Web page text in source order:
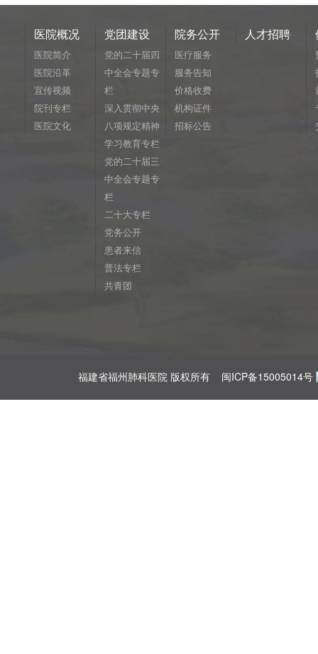
医院概况
医院简介
医院沿革
宣传视频
院刊专栏
医院文化
党团建设
党的二十届四
中全会专题专
栏
深入贯彻中央
八项规定精神
学习教育专栏
党的二十届三
中全会专题专
栏
二十大专栏
党务公开
患者来信
普法专栏
共青团
院务公开
医疗服务
服务告知
价格收费
机构证件
招标公告
人才招聘
福建省福州肺科医院 版权所有 闽ICP备15005014号